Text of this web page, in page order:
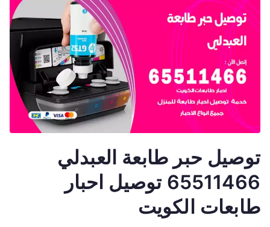
توصيل حبر طابعة العبدلي
65511466 توصيل احبار
طابعات الكويت